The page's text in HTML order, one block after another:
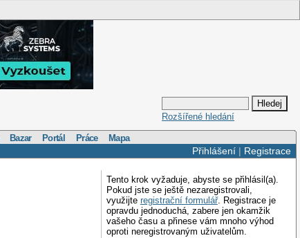
Rozšířené hledání
Bazar Portál Práce Mapa
Přihlášení| Registrace
Tento krok vyžaduje, abyste se přihlásil(a).
Pokud jste se ještě nezaregistrovali,
využijte registrační formulář. Registrace je
opravdu jednoduchá, zabere jen okamžik
vašeho času a přinese vám mnoho výhod
oproti neregistrovaným uživatelům.